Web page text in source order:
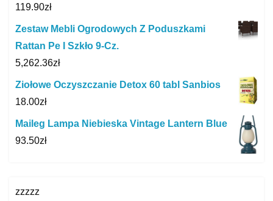
119.90zł
Zestaw Mebli Ogrodowych Z Poduszkami
Rattan Pe I Szkło 9-Cz.
5,262.36zł
Ziołowe Oczyszczanie Detox 60 tabl Sanbios
18.00zł
Maileg Lampa Niebieska Vintage Lantern Blue
93.50zł
zzzzz